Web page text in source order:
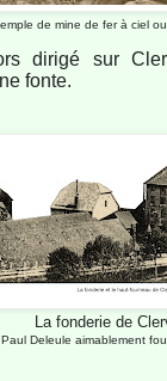
de mine de fer à ciel
dirigé sur
fonte.
La fonderie de
Deleule aimablement